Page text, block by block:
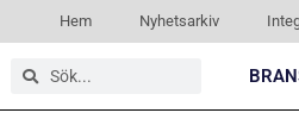
Hem Nyhetsarkiv